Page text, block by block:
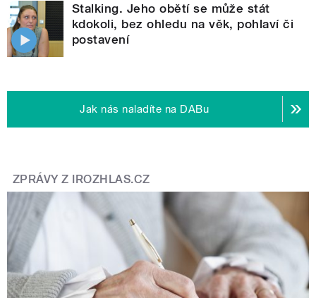
Stalking. Jeho obětí se může stát
kdokoli, bez ohledu na věk, pohlaví či
postavení
Jak nás naladíte na DABu
ZPRÁVY Z IROZHLAS.CZ